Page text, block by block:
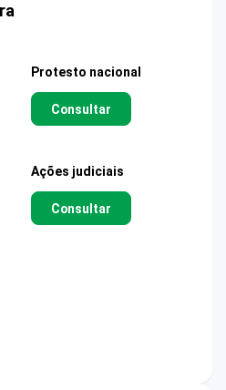
Protesto nacional
Consultar
Ações judiciais
Consultar